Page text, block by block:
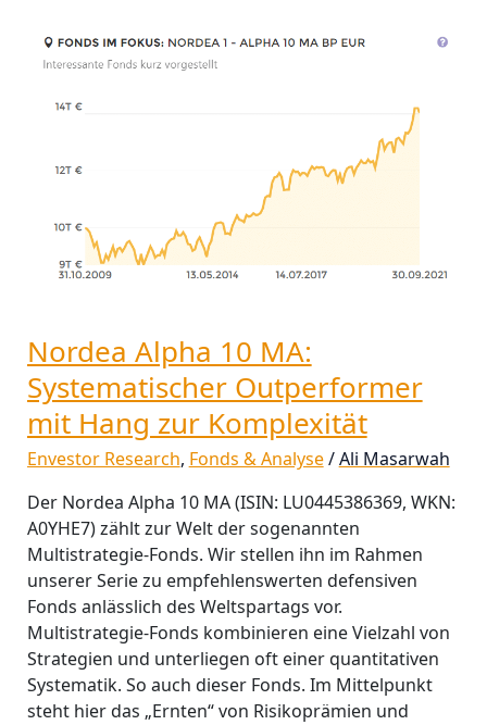
Nordea Alpha 10 MA:
Systematischer Outperformer
mit Hang zur Komplexität
Envestor Research, Fonds & Analyse/Ali Masarwah
Der Nordea Alpha 10 MA (ISIN: LU0445386369, WKN:
A0YHE7) zählt zur Welt der sogenannten
Multistrategie-Fonds. Wir stellen ihn im Rahmen
unserer Serie zu empfehlenswerten defensiven
Fonds anlässlich des Weltspartags vor.
Multistrategie-Fonds kombinieren eine Vielzahl von
Strategien und unterliegen oft einer quantitativen
Systematik. So auch dieser Fonds. Im Mittelpunkt
steht hier das „Ernten“ von Risikoprämien und
Alpha
MA:
Komplexität